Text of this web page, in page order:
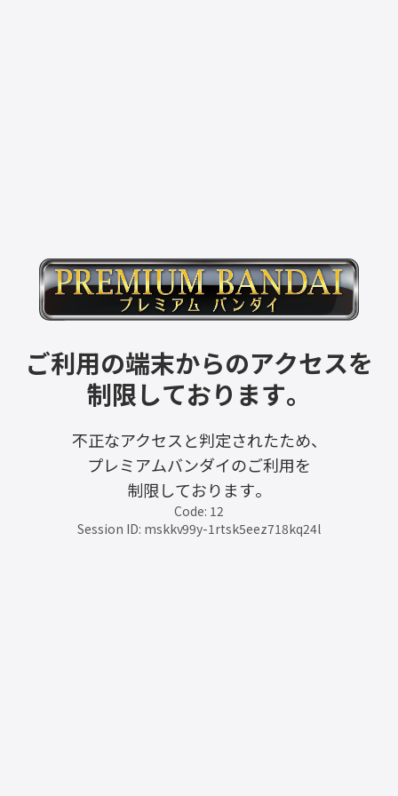
ご利用の端末からのアクセスを
制限しております。
不正なアクセスと判定されたため、
プレミアムバンダイのご利用を
制限しております。
Code: 12
Session ID: mskkv99y-1rtsk5eez718kq24l